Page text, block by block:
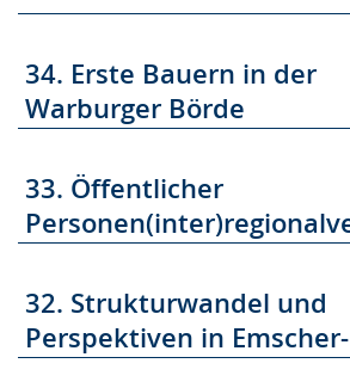
34. Erste Bauern in der
Warburger Börde
33. Öffentlicher
32. Strukturwandel und
Perspektiven in